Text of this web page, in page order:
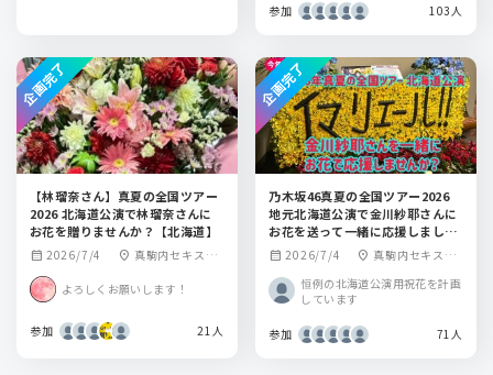
参加 103人
【林瑠奈さん】真夏の全国ツアー
2026 北海道公演で林瑠奈さんに
お花を贈りませんか？【北海道】
calendar_month 2026/7/4 location_on 真駒内セキスイ
ーナ
よろしくお願いします！
参加 21人
企画完了
乃木坂46真夏の全国ツアー2026
地元北海道公演で金川紗耶さんに
お花を送って一緒に応援しましょ
う！
calendar_month 2026/7/4 location_on 真駒内セキスイ
ーナ
恒例の北海道公演用祝花を計画
しています
参加 71人
企画完了